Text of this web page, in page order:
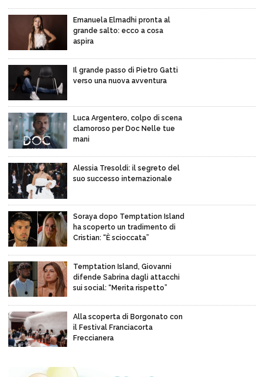
Emanuela Elmadhi pronta al
grande salto: ecco a cosa
aspira
Il grande passo di Pietro Gatti
verso una nuova avventura
Luca Argentero, colpo di scena
clamoroso per Doc Nelle tue
mani
Alessia Tresoldi: il segreto del
suo successo internazionale
Soraya dopo Temptation Island
ha scoperto un tradimento di
Cristian: “È scioccata”
Temptation Island, Giovanni
difende Sabrina dagli attacchi
sui social: “Merita rispetto”
Alla scoperta di Borgonato con
il Festival Franciacorta
Freccianera